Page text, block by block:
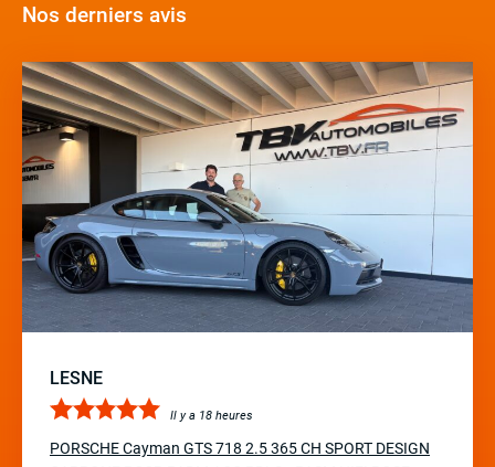
Nos derniers avis
LESNE
Il y a 18 heures
PORSCHE Cayman GTS 718 2.5 365 CH SPORT DESIGN